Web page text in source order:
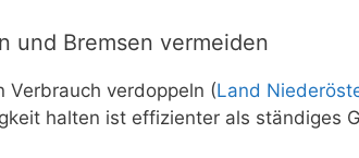
und Bremsen vermeiden
Verbrauch verdoppeln (Land
halten ist effizienter als ständiges